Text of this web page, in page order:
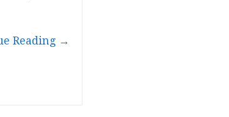
Reading →